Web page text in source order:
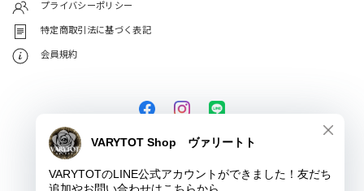
プライバシーポリシー
特定商取引法に基づく表記
会員規約